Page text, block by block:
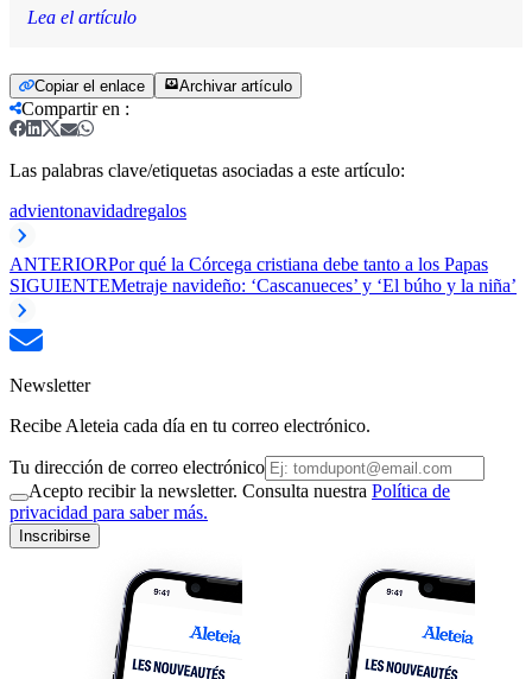
Lea el artículo
Copiar el enlace Archivar artículo
Compartir en :
Las palabras clave/etiquetas asociadas a este artículo:
advientonavidadregalos
ANTERIORPor qué la Córcega cristiana debe tanto a los Papas
SIGUIENTEMetraje navideño: ‘Cascanueces’ y ‘El búho y la niña’
Newsletter
Recibe Aleteia cada día en tu correo electrónico.
Tu dirección de correo electrónico
Acepto recibir la newsletter. Consulta nuestra Política de
privacidad para saber más.
Inscribirse